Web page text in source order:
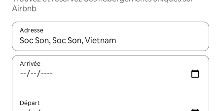
Airbnb
Adresse
Lorsque les résultats s'affichent, utilisez les flèches vers le
Arrivée
Départ